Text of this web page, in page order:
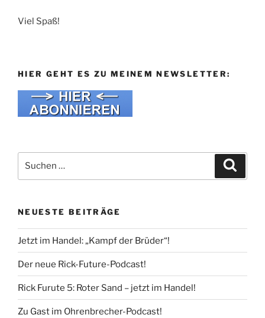
Viel Spaß!
HIER GEHT ES ZU MEINEM NEWSLETTER:
nach:
NEUESTE BEITRÄGE
Jetzt im Handel: „Kampf der Brüder“!
Der neue Rick-Future-Podcast!
Rick Furute 5: Roter Sand – jetzt im Handel!
Zu Gast im Ohrenbrecher-Podcast!